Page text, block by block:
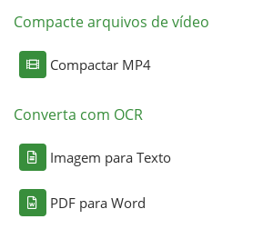
Compacte arquivos de vídeo
Compactar MP4
Converta com OCR
Imagem para Texto
PDF para Word